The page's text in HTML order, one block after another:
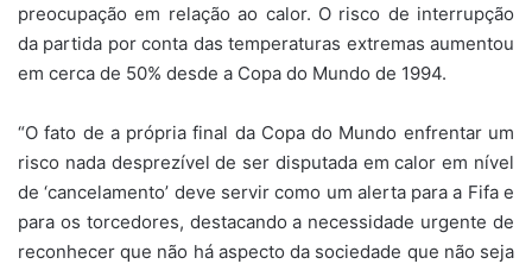
preocupação em relação ao calor. O risco de interrupção
da partida por conta das temperaturas extremas aumentou
em cerca de 50% desde a Copa do Mundo de 1994.
“O fato de a própria final da Copa do Mundo enfrentar um
risco nada desprezível de ser disputada em calor em nível
de ‘cancelamento’ deve servir como um alerta para a Fifa e
para os torcedores, destacando a necessidade urgente de
reconhecer que não há aspecto da sociedade que não seja